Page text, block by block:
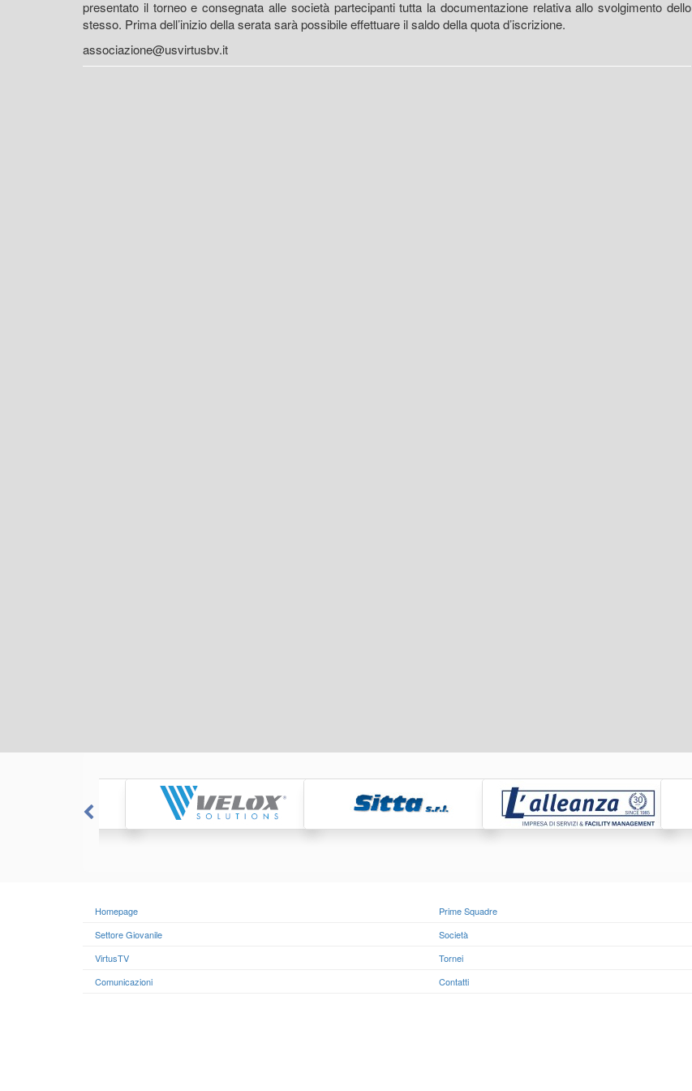
presentato il torneo e consegnata alle società partecipanti tutta la documentazione relativa allo svolgimento dello
stesso. Prima dell’inizio della serata sarà possibile effettuare il saldo della quota d’iscrizione.
associazione@usvirtusbv.it
Homepage
Prime Squadre
Settore Giovanile
Società
VirtusTV
Tornei
Comunicazioni
Contatti